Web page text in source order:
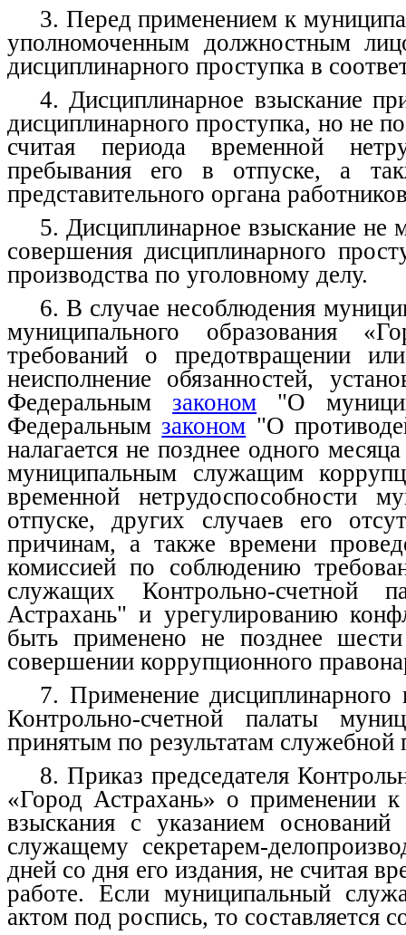
3. Перед применением к
уполномоченным должностным
дисциплинарного проступка в
4. Дисциплинарное взыскание
дисциплинарного проступка, но не
считая периода временной
пребывания его в отпуске, а
представительного органа
5. Дисциплинарное взыскание не
совершения дисциплинарного
производства по уголовному делу.
6. В случае несоблюдения
муниципального образования
требований о предотвращении
неисполнение обязанностей,
Федеральнымзаконом "О
Федеральнымзаконом "О
налагается не позднее одного
муниципальным служащим
временной нетрудоспособности
отпуске, других случаев его
причинам, а также времени
комиссией по соблюдению
служащих Контрольно-счетной
Астрахань" и урегулированию
быть применено не позднее
совершении коррупционного
7. Применение дисциплинарного
Контрольно-счетной палаты
принятым по результатам служебной
8. Приказ председателя
«Город Астрахань» о применении
взыскания с указанием
служащему секретарем-
дней со дня его издания, не считая
работе. Если муниципальный
актом под роспись, то составляется